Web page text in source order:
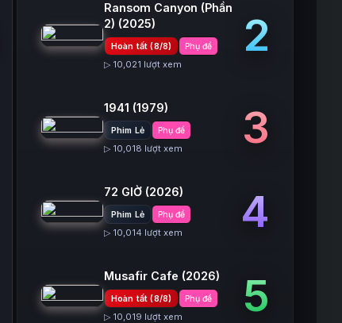
Ransom Canyon (Phần
2) (2025)
Hoàn tất (8/8) Phụ đề
▷ 10,021 lượt xem
2
1941 (1979)
Phim Lẻ Phụ đề
▷ 10,018 lượt xem 3
72 GIỜ (2026)
Phim Lẻ Phụ đề
▷ 10,014 lượt xem 4
Musafir Cafe (2026)
Hoàn tất (8/8) Phụ đề
▷ 10,019 lượt xem 5